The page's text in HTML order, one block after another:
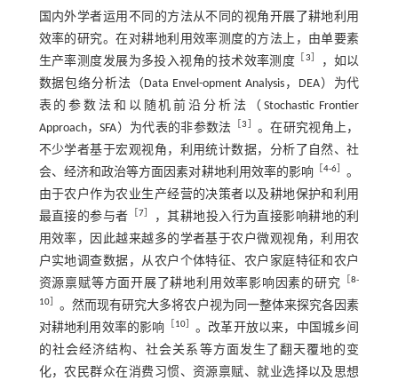
国内外学者运用不同的方法从不同的视角开展了耕地利用
效率的研究。在对耕地利用效率测度的方法上，由单要素
生产率测度发展为多投入视角的技术效率测度
3
，如以
数据包络分析法（Data Envel-opment Analysis，DEA）为代
表的参数法和以随机前沿分析法（Stochastic Frontier
Approach，SFA）为代表的非参数法 ［3
。在研究视角上，
不少学者基于宏观视角，利用统计数据，分析了自然、社
会、经济和政治等方面因素对耕地利用效率的影响
［4-6
。
由于农户作为农业生产经营的决策者以及耕地保护和利用
最直接的参与者 ［7
，其耕地投入行为直接影响耕地的利
用效率，因此越来越多的学者基于农户微观视角，利用农
户实地调查数据，从农户个体特征、农户家庭特征和农户
资源禀赋等方面开展了耕地利用效率影响因素的研究 ［8-
10］ 。然而现有研究大多将农户视为同一整体来探究各因素
对耕地利用效率的影响
10］ 。改革开放以来，中国城乡间
的社会经济结构、社会关系等方面发生了翻天覆地的变
化，农民群众在消费习惯、资源禀赋、就业选择以及思想